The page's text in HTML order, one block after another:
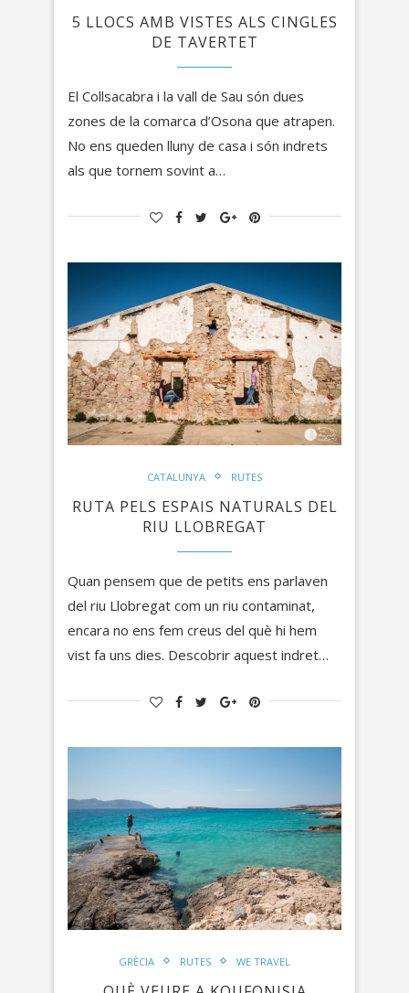
5 LLOCS AMB VISTES ALS CINGLES
DE TAVERTET
El Collsacabra i la vall de Sau són dues
zones de la comarca d’Osona que atrapen.
No ens queden lluny de casa i són indrets
als que tornem sovint a…
CATALUNYA RUTES
RUTA PELS ESPAIS NATURALS DEL
RIU LLOBREGAT
Quan pensem que de petits ens parlaven
del riu Llobregat com un riu contaminat,
encara no ens fem creus del què hi hem
vist fa uns dies. Descobrir aquest indret…
GRÈCIA RUTES WE TRAVEL